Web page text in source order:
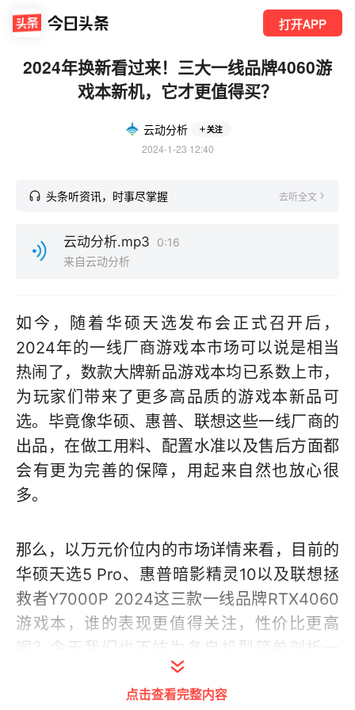
打开APP
2024年换新看过来！三大一线品牌4060游
戏本新机，它才更值得买？
云动分析 关注
2024-1-23 12:40
头条听资讯，时事尽掌握 去听全文
云动分析.mp3
0:16
来自云动分析
如今，随着华硕天选发布会正式召开后，
2024年的一线厂商游戏本市场可以说是相当
热闹了，数款大牌新品游戏本均已系数上市，
为玩家们带来了更多高品质的游戏本新品可
选。毕竟像华硕、惠普、联想这些一线厂商的
出品，在做工用料、配置水准以及售后方面都
会有更为完善的保障，用起来自然也放心很
多。
那么，以万元价位内的市场详情来看，目前的
华硕天选5 Pro、惠普暗影精灵10以及联想拯
救者Y7000P 2024这三款一线品牌RTX4060
游戏本，谁的表现更值得关注，性价比更高
呢？今天我们也不妨为各自机型简单剖析一
下，为想要换新机的你找找答案。
点击查看完整内容